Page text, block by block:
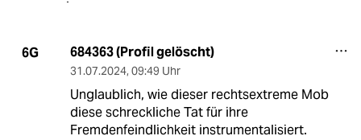
6G 684363 (Profil gelöscht)
31.07.2024, 09:49 Uhr
Unglaublich, wie dieser rechtsextreme Mob
diese schreckliche Tat für ihre
Fremdenfeindlichkeit instrumentalisiert.